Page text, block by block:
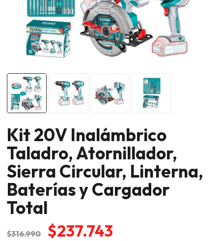
Kit 20V Inalámbrico
Taladro, Atornillador,
Sierra Circular, Linterna,
Baterías y Cargador
Total
$316.990
El
$237.743